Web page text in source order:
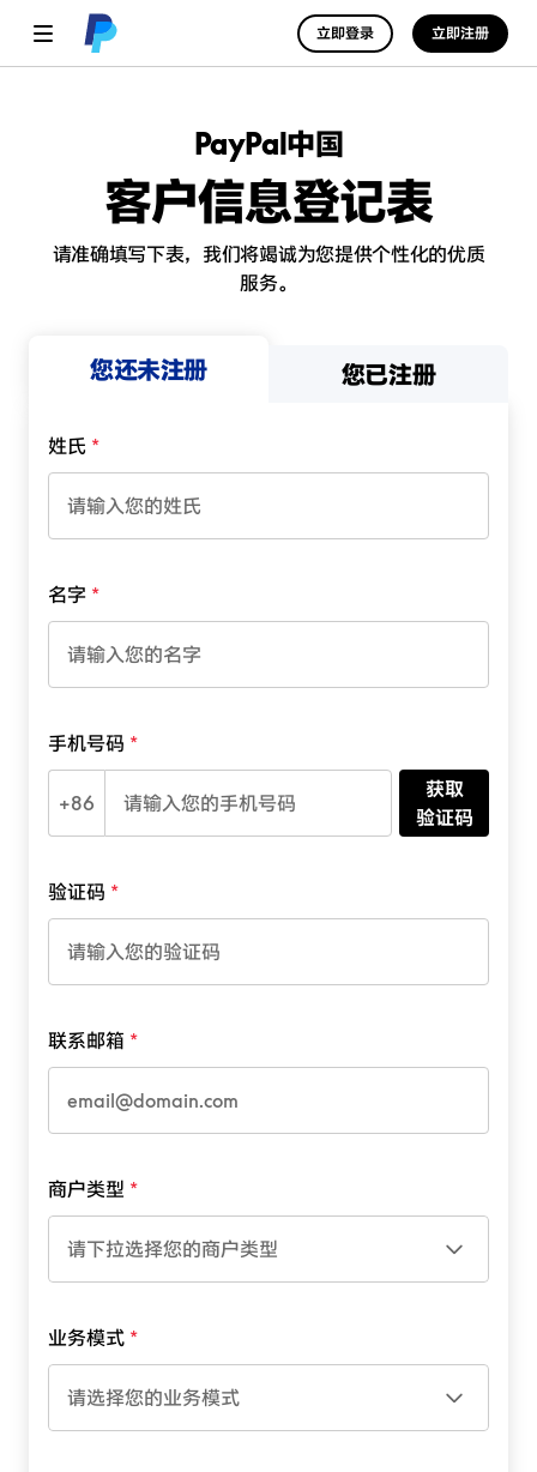
立即登录 立即注册
PayPal中国
客户信息登记表
请准确填写下表，我们将竭诚为您提供个性化的优质
服务。
您还未注册 您已注册
姓氏
名字
手机号码
+86
获取
验证码
验证码
联系邮箱
商户类型
请下拉选择您的商户类型
业务模式
请选择您的业务模式